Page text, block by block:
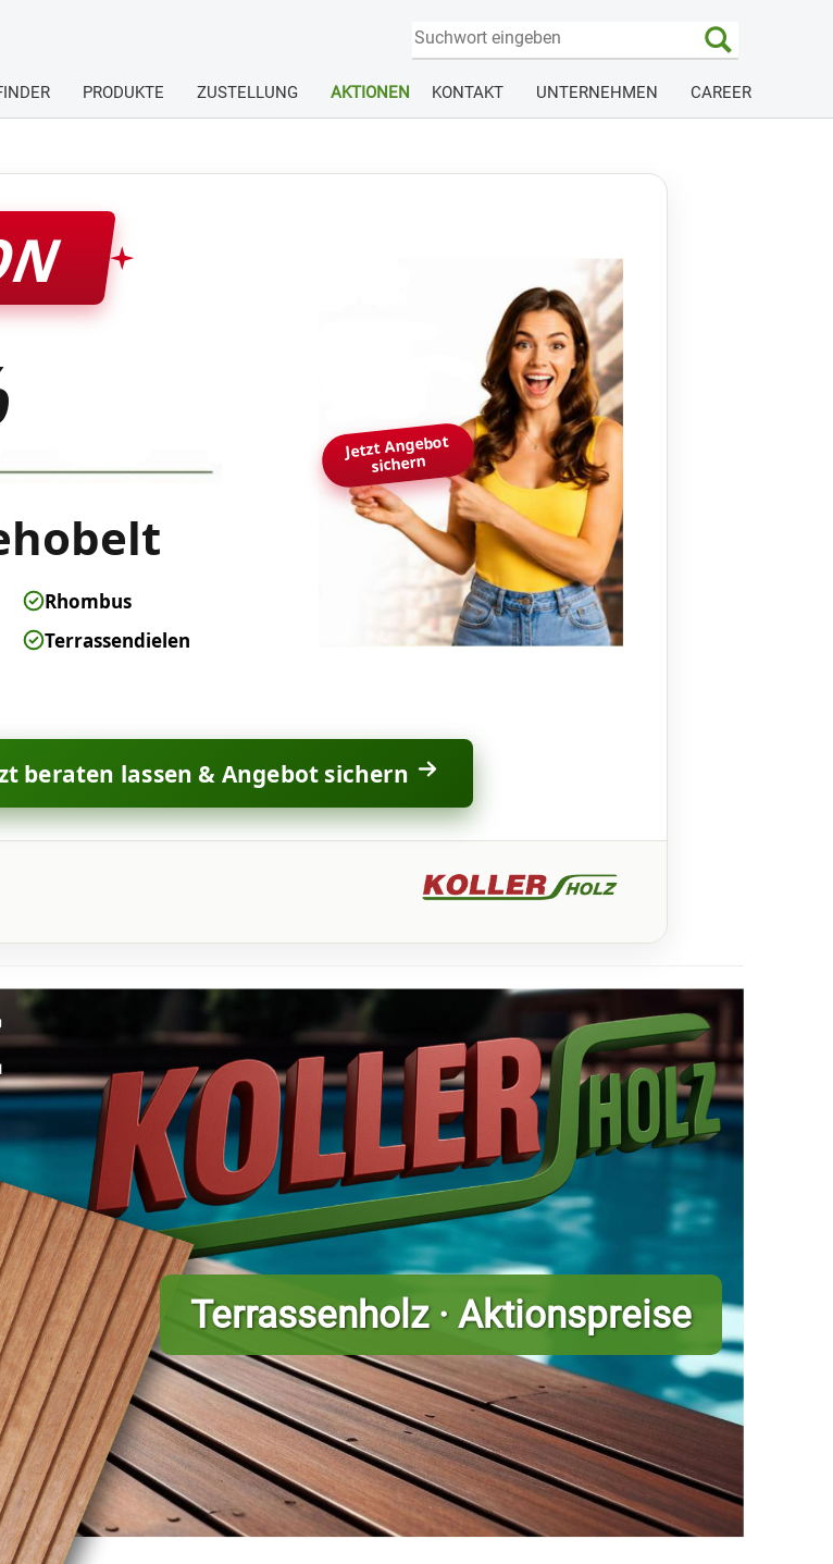
PRODUKTE ZUSTELLUNG AKTIONEN KONTAKT UNTERNEHMEN CAREER
Rhombus
Terrassendielen
Jetzt Angebot
sichern
beraten lassen & Angebot sichern
Terrassenholz · Aktionspreise